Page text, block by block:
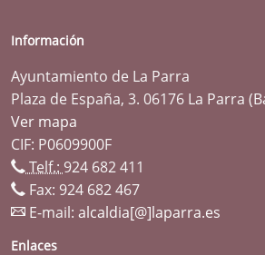
Información
Ayuntamiento de La Parra
Plaza de España, 3. 06176 La Parra
Ver mapa
CIF: P0609900F
Telf.: 924 682 411
Fax: 924 682 467
E-mail: alcaldia[@]laparra.es
Enlaces